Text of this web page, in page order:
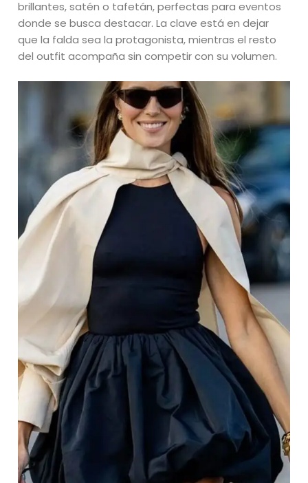
brillantes, satén o tafetán, perfectas para eventos
donde se busca destacar. La clave está en dejar
que la falda sea la protagonista, mientras el resto
del outfit acompaña sin competir con su volumen.